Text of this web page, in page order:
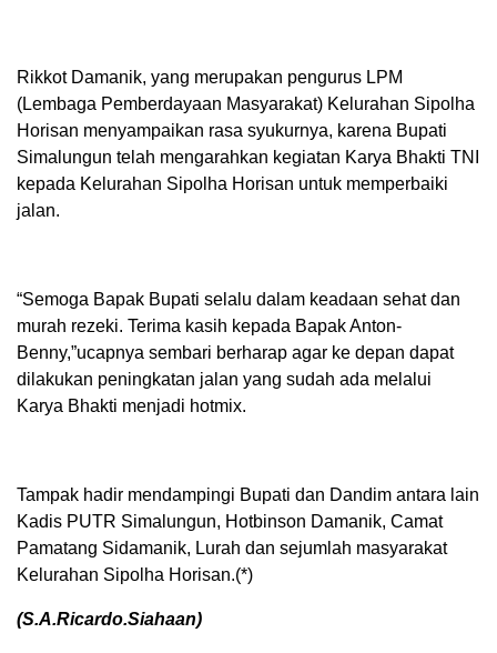
Rikkot Damanik, yang merupakan pengurus LPM
(Lembaga Pemberdayaan Masyarakat) Kelurahan Sipolha
Horisan menyampaikan rasa syukurnya, karena Bupati
Simalungun telah mengarahkan kegiatan Karya Bhakti TNI
kepada Kelurahan Sipolha Horisan untuk memperbaiki
jalan.
“Semoga Bapak Bupati selalu dalam keadaan sehat dan
murah rezeki. Terima kasih kepada Bapak Anton-
Benny,”ucapnya sembari berharap agar ke depan dapat
dilakukan peningkatan jalan yang sudah ada melalui
Karya Bhakti menjadi hotmix.
Tampak hadir mendampingi Bupati dan Dandim antara lain
Kadis PUTR Simalungun, Hotbinson Damanik, Camat
Pamatang Sidamanik, Lurah dan sejumlah masyarakat
Kelurahan Sipolha Horisan.(*)
(S.A.Ricardo.Siahaan)